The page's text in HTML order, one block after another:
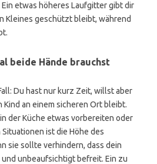
etwas höheres Laufgitter gibt dir
Kleines geschützt bleibt, während
beide Hände brauchst
Du hast nur kurz Zeit, willst aber
an einem sicheren Ort bleibt.
der Küche etwas vorbereiten oder
ist die Höhe des
sie sollte verhindern, dass dein
unbeaufsichtigt befreit. Ein zu